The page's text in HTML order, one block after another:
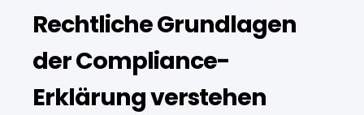
Rechtliche Grundlagen
der Compliance-
Erklärung verstehen